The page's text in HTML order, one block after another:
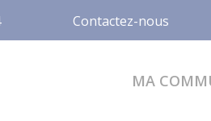
Contactez-nous
MA